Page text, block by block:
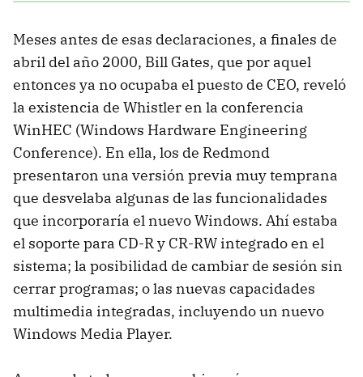
Meses antes de esas declaraciones, a finales de
abril del año 2000, Bill Gates, que por aquel
entonces ya no ocupaba el puesto de CEO, reveló
la existencia de Whistler en la conferencia
WinHEC (Windows Hardware Engineering
Conference). En ella, los de Redmond
presentaron una versión previa muy temprana
que desvelaba algunas de las funcionalidades
que incorporaría el nuevo Windows. Ahí estaba
el soporte para CD-R y CR-RW integrado en el
sistema; la posibilidad de cambiar de sesión sin
cerrar programas; o las nuevas capacidades
multimedia integradas, incluyendo un nuevo
Windows Media Player.